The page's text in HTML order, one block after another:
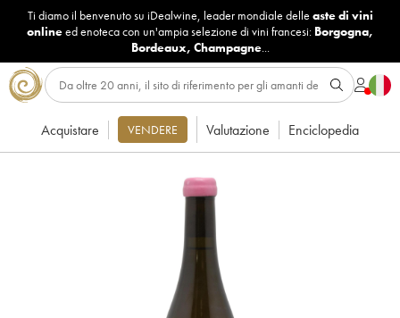
Ti diamo il benvenuto su iDealwine, leader mondiale delle aste di vini
onlineed enoteca con un'ampia selezione di vini francesi: Borgogna,
Bordeaux, Champagne...
Acquistare VENDERE Valutazione Enciclopedia